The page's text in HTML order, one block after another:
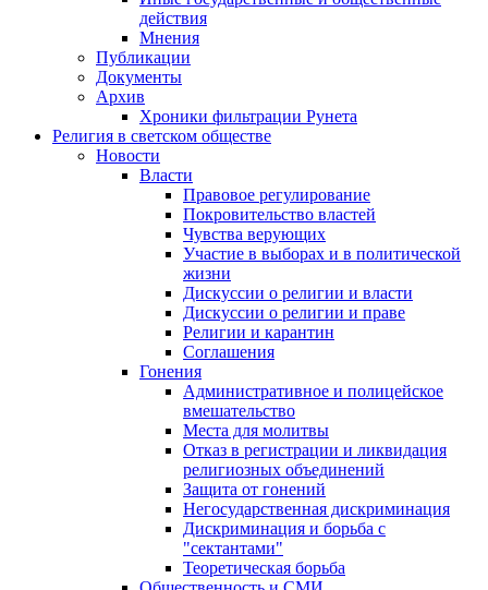
действия
Мнения
Публикации
Документы
Архив
Хроники фильтрации Рунета
Религия в светском обществе
Новости
Власти
Правовое регулирование
Покровительство властей
Чувства верующих
Участие в выборах и в политической
жизни
Дискуссии о религии и власти
Дискуссии о религии и праве
Религии и карантин
Соглашения
Гонения
Административное и полицейское
вмешательство
Места для молитвы
Отказ в регистрации и ликвидация
религиозных объединений
Защита от гонений
Негосударственная дискриминация
Дискриминация и борьба с
"сектантами"
Теоретическая борьба